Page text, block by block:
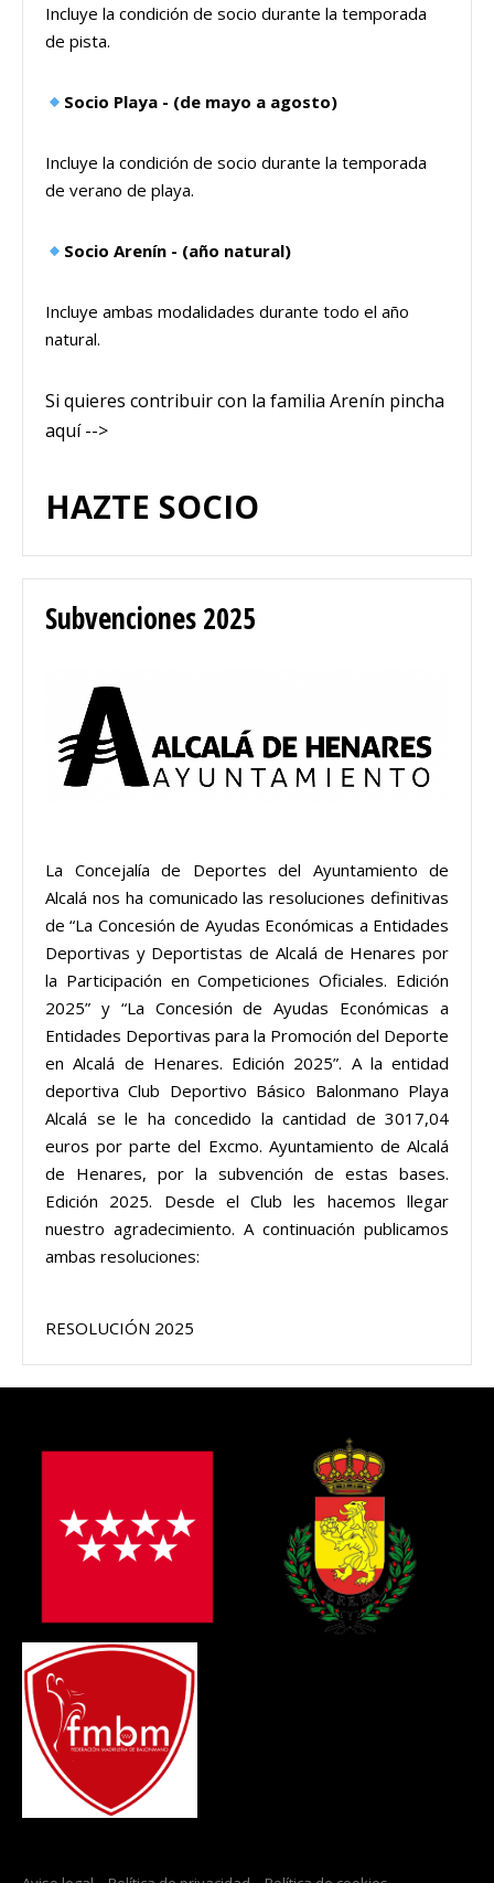
Incluye la condición de socio durante la temporada
de pista.
Socio Playa - (de mayo a agosto)
Incluye la condición de socio durante la temporada
de verano de playa.
Socio Arenín - (año natural)
Incluye ambas modalidades durante todo el año
natural.
Si quieres contribuir con la familia Arenín pincha
aquí -->
HAZTE SOCIO
Subvenciones 2025
La Concejalía de Deportes del Ayuntamiento de
Alcalá nos ha comunicado las resoluciones definitivas
de “La Concesión de Ayudas Económicas a Entidades
Deportivas y Deportistas de Alcalá de Henares por
la Participación en Competiciones Oficiales. Edición
2025” y “La Concesión de Ayudas Económicas a
Entidades Deportivas para la Promoción del Deporte
en Alcalá de Henares. Edición 2025”. A la entidad
deportiva Club Deportivo Básico Balonmano Playa
Alcalá se le ha concedido la cantidad de 3017,04
euros por parte del Excmo. Ayuntamiento de Alcalá
de Henares, por la subvención de estas bases.
Edición 2025. Desde el Club les hacemos llegar
nuestro agradecimiento. A continuación publicamos
ambas resoluciones:
RESOLUCIÓN 2025